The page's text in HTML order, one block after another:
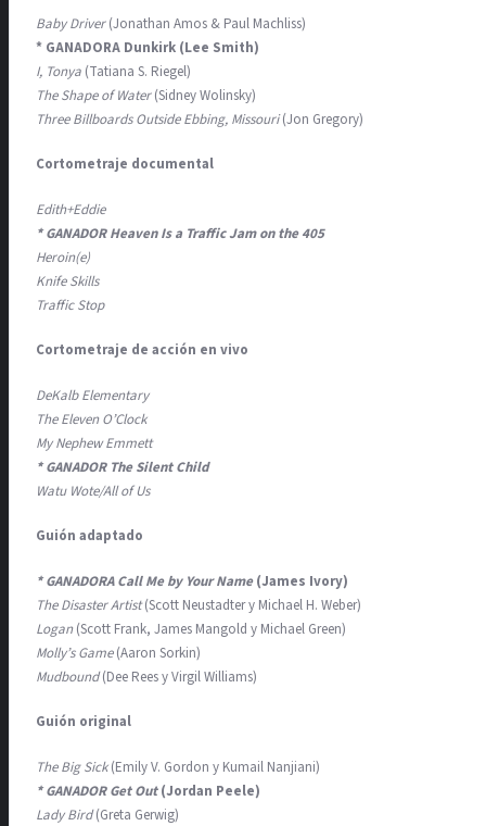
Baby Driver(Jonathan Amos & Paul Machliss)
* GANADORA Dunkirk (Lee Smith)
I, Tonya (Tatiana S. Riegel)
The Shape of Water(Sidney Wolinsky)
Three Billboards Outside Ebbing, Missouri(Jon Gregory)
Cortometraje documental
Edith+Eddie
* GANADOR Heaven Is a Traffic Jam on the 405
Heroin(e)
Knife Skills
Traffic Stop
Cortometraje de acción en vivo
DeKalb Elementary
The Eleven O’Clock
My Nephew Emmett
* GANADOR The Silent Child
Watu Wote/All of Us
Guión adaptado
* GANADORA Call Me by Your Name(James Ivory)
The Disaster Artist(Scott Neustadter y Michael H. Weber)
Logan(Scott Frank, James Mangold y Michael Green)
Molly’s Game(Aaron Sorkin)
Mudbound(Dee Rees y Virgil Williams)
Guión original
The Big Sick(Emily V. Gordon y Kumail Nanjiani)
* GANADOR Get Out(Jordan Peele)
Lady Bird(Greta Gerwig)